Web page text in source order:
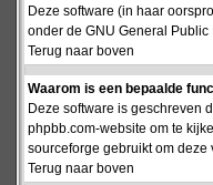
Deze software (in haar
onder de GNU General
Terug naar boven
Waarom is een bepaalde
Deze software is geschreven
phpbb.com-website om te
sourceforge gebruikt om
Terug naar boven